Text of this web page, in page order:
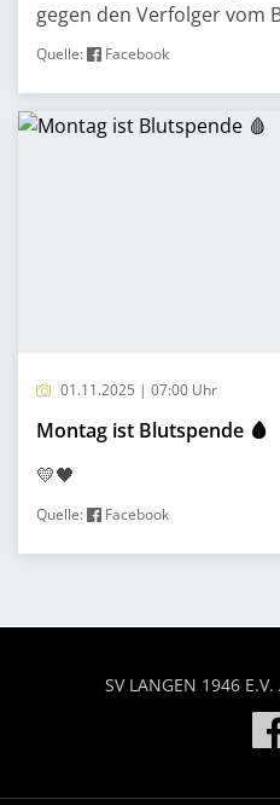
gegen den Verfolger vom
Quelle: Facebook
01.11.2025 | 07:00 Uhr
Montag ist Blutspende 🩸
💛🖤
Quelle: Facebook
SV LANGEN 1946